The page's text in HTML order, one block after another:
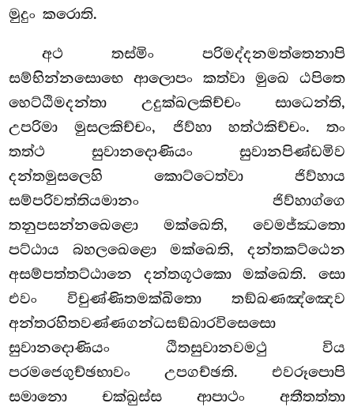
මුදුං කරොති.
අථ තස්මිං පරිමද්දනමත්තෙනාපි
සම්භින්නසොභෙ ආලොපං කත්වා මුඛෙ ඨපිතෙ
හෙට්ඨිමදන්තා උදුක්ඛලකිච්චං සාධෙන්ති,
උපරිමා මුසලකිච්චං, ජිව්හා හත්ථකිච්චං. තං
තත්ථ සුවානදොණියං සුවානපිණ්ඩමිව
දන්තමුසලෙහි කොට්ටෙත්වා ජිව්හාය
සම්පරිවත්තියමානං ජිව්හාග්ගෙ
තනුපසන්නඛෙළො මක්ඛෙති, වෙමජ්ඣතො
පට්ඨාය බහලඛෙළො මක්ඛෙති, දන්තකට්ඨෙන
අසම්පත්තට්ඨානෙ දන්තගූථකො මක්ඛෙති. සො
එවං විචුණ්ණිතමක්ඛිතො තඞ්ඛණඤ්ඤෙව
අන්තරහිතවණ්ණගන්ධසඞ්ඛාරවිසෙසො
සුවානදොණියං ඨිතසුවානවමථු විය
පරමජෙගුච්ඡභාවං උපගච්ඡති. එවරූපොපි
සමානො චක්ඛුස්ස ආපාථං අතීතත්තා